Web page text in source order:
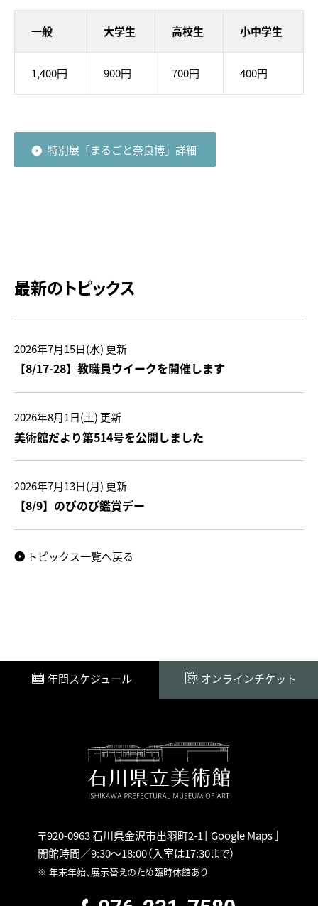
一般 大学生 高校生 小中学生
1,400円 900円 700円 400円
特別展「まるごと奈良博」詳細
最新のトピックス
2026年7月15日(水) 更新
【8/17-28】教職員ウイークを開催します
2026年8月1日(土) 更新
美術館だより第514号を公開しました
2026年7月13日(月) 更新
【8/9】のびのび鑑賞デー
トピックス一覧へ戻る
年間スケジュール オンラインチケット
〒920-0963 石川県金沢市出羽町2-1［Google Maps］
開館時間／9:30～18:00（入室は17:30まで）
※ 年末年始、展示替えのため臨時休館あり